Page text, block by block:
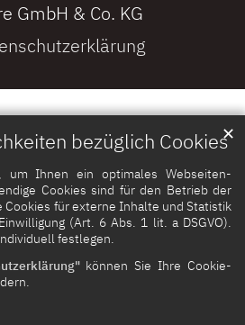
bezüglich Cookies
um Ihnen ein optimales Webseiten-
Cookies sind für den Betrieb der
Cookies für externe Inhalte und Statistik
(Art. 6 Abs. 1 lit. a DSGVO).
festlegen.
können Sie Ihre Cookie-
✕
GmbH & Co. KG